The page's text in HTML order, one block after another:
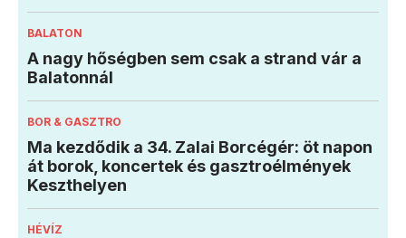
BALATON
A nagy hőségben sem csak a strand vár a
Balatonnál
BOR & GASZTRO
Ma kezdődik a 34. Zalai Borcégér: öt napon
át borok, koncertek és gasztroélmények
Keszthelyen
HÉVÍZ